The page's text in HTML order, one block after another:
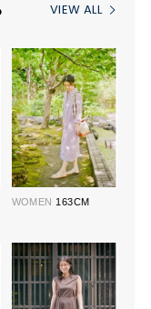
VIEW ALL
WOMEN 163CM